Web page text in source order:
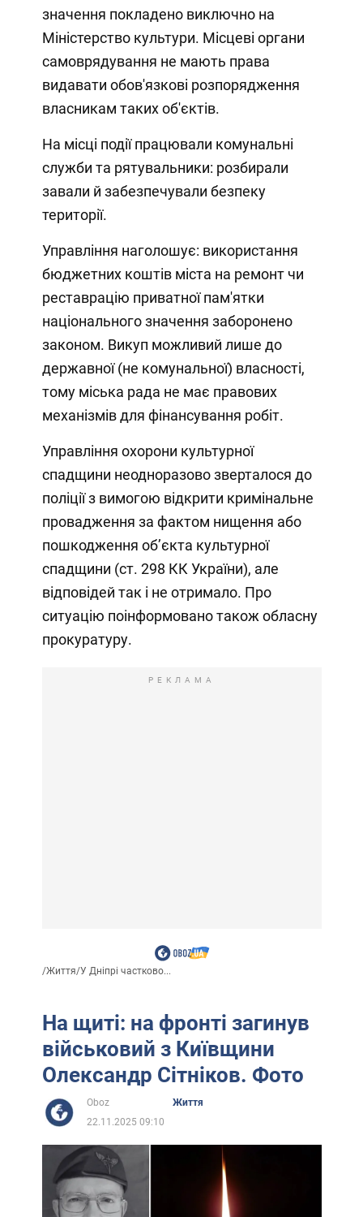
значення покладено виключно на
Міністерство культури. Місцеві органи
самоврядування не мають права
видавати обов'язкові розпорядження
власникам таких об'єктів.
На місці події працювали комунальні
служби та рятувальники: розбирали
завали й забезпечували безпеку
території.
Управління наголошує: використання
бюджетних коштів міста на ремонт чи
реставрацію приватної пам'ятки
національного значення заборонено
законом. Викуп можливий лише до
державної (не комунальної) власності,
тому міська рада не має правових
механізмів для фінансування робіт.
Управління охорони культурної
спадщини неодноразово зверталося до
поліції з вимогою відкрити кримінальне
провадження за фактом нищення або
пошкодження об’єкта культурної
спадщини (ст. 298 КК України), але
відповідей так і не отримало. Про
ситуацію поінформовано також обласну
прокуратуру.
РЕКЛАМА
/Життя/У Дніпрі частково...
На щиті: на фронті загинув
військовий з Київщини
Олександр Сітніков. Фото
Oboz
Життя
22.11.2025 09:10